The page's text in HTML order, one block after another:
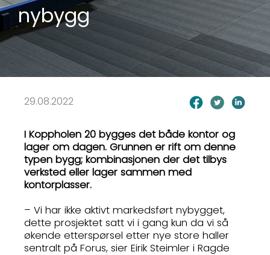
nybygg
29.08.2022
I Koppholen 20 bygges det både kontor og
lager om dagen. Grunnen er rift om denne
typen bygg; kombinasjonen der det tilbys
verksted eller lager sammen med
kontorplasser.
– Vi har ikke aktivt markedsført nybygget,
dette prosjektet satt vi i gang kun da vi så
økende etterspørsel etter nye store haller
sentralt på Forus, sier Eirik Steimler i Ragde